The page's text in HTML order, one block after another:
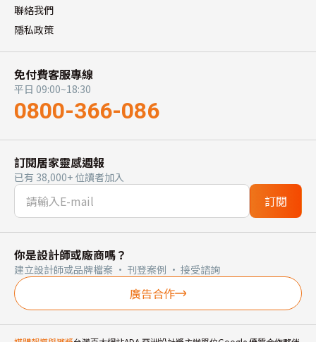
聯絡我們
隱私政策
免付費客服專線
平日 09:00~18:30
0800-366-086
訂閱居家靈感週報
已有 38,000+ 位讀者加入
訂閱
你是設計師或廠商嗎？
建立設計師或品牌檔案 · 刊登案例 · 接受諮詢
廣告合作